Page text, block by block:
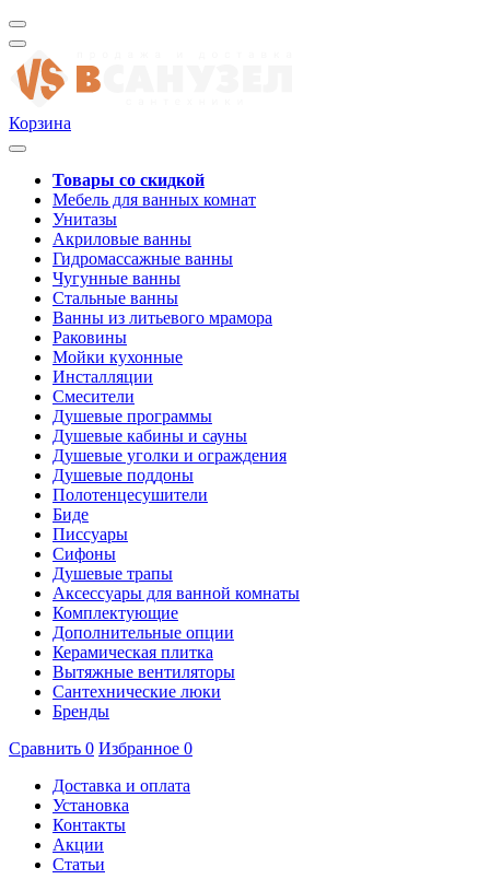
Корзина
Товары со скидкой
Мебель для ванных комнат
Унитазы
Акриловые ванны
Гидромассажные ванны
Чугунные ванны
Стальные ванны
Ванны из литьевого мрамора
Раковины
Мойки кухонные
Инсталляции
Смесители
Душевые программы
Душевые кабины и сауны
Душевые уголки и ограждения
Душевые поддоны
Полотенцесушители
Биде
Писсуары
Сифоны
Душевые трапы
Аксессуары для ванной комнаты
Комплектующие
Дополнительные опции
Керамическая плитка
Вытяжные вентиляторы
Сантехнические люки
Бренды
Сравнить 0 Избранное 0
Доставка и оплата
Установка
Контакты
Акции
Статьи